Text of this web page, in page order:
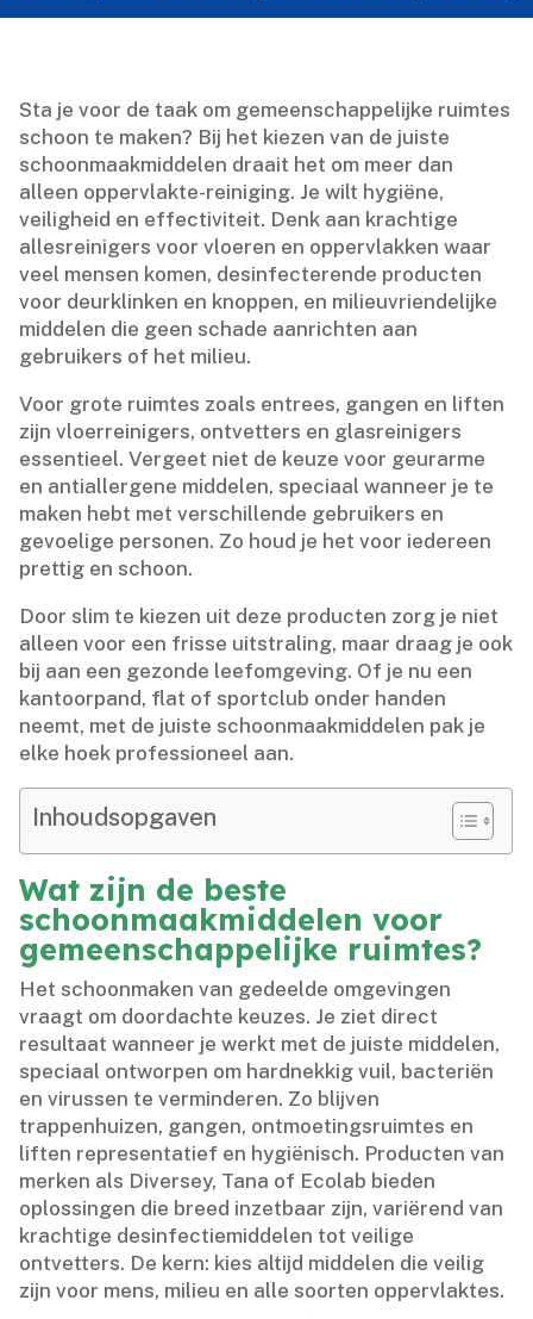
Sta je voor de taak om gemeenschappelijke ruimtes
schoon te maken? Bij het kiezen van de juiste
schoonmaakmiddelen draait het om meer dan
alleen oppervlakte-reiniging.​ Je wilt hygiëne,
veiligheid en effectiviteit.​ Denk aan krachtige
allesreinigers voor vloeren en oppervlakken waar
veel mensen komen, desinfecterende producten
voor deurklinken en knoppen, en milieuvriendelijke
middelen die geen schade aanrichten aan
gebruikers of het milieu.​
Voor grote ruimtes zoals entrees, gangen en liften
zijn vloerreinigers, ontvetters en glasreinigers
essentieel.​ Vergeet niet de keuze voor geurarme
en antiallergene middelen, speciaal wanneer je te
maken hebt met verschillende gebruikers en
gevoelige personen.​ Zo houd je het voor iedereen
prettig en schoon.​
Door slim te kiezen uit deze producten zorg je niet
alleen voor een frisse uitstraling, maar draag je ook
bij aan een gezonde leefomgeving.​ Of je nu een
kantoorpand, flat of sportclub onder handen
neemt, met de juiste schoonmaakmiddelen pak je
elke hoek professioneel aan.​
Inhoudsopgaven
Wat zijn de beste
schoonmaakmiddelen voor
gemeenschappelijke ruimtes?
Het schoonmaken van gedeelde omgevingen
vraagt om doordachte keuzes.​ Je ziet direct
resultaat wanneer je werkt met de juiste middelen,
speciaal ontworpen om hardnekkig vuil, bacteriën
en virussen te verminderen.​ Zo blijven
trappenhuizen, gangen, ontmoetingsruimtes en
liften representatief en hygiënisch.​ Producten van
merken als Diversey, Tana of Ecolab bieden
oplossingen die breed inzetbaar zijn, variërend van
krachtige desinfectiemiddelen tot veilige
ontvetters.​ De kern: kies altijd middelen die veilig
zijn voor mens, milieu en alle soorten oppervlaktes.​